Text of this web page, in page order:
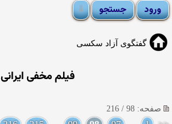
گفتگوی آزاد سکسی
فیلم مخفی ایرانی
صفحه: 98 / 216